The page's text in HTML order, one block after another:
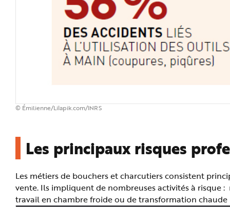
© Émilienne/Lilapik.com/INRS
Les principaux risques
Les métiers de bouchers et charcutiers consistent
vente. Ils impliquent de nombreuses activités à risque
travail en chambre froide ou de transformation